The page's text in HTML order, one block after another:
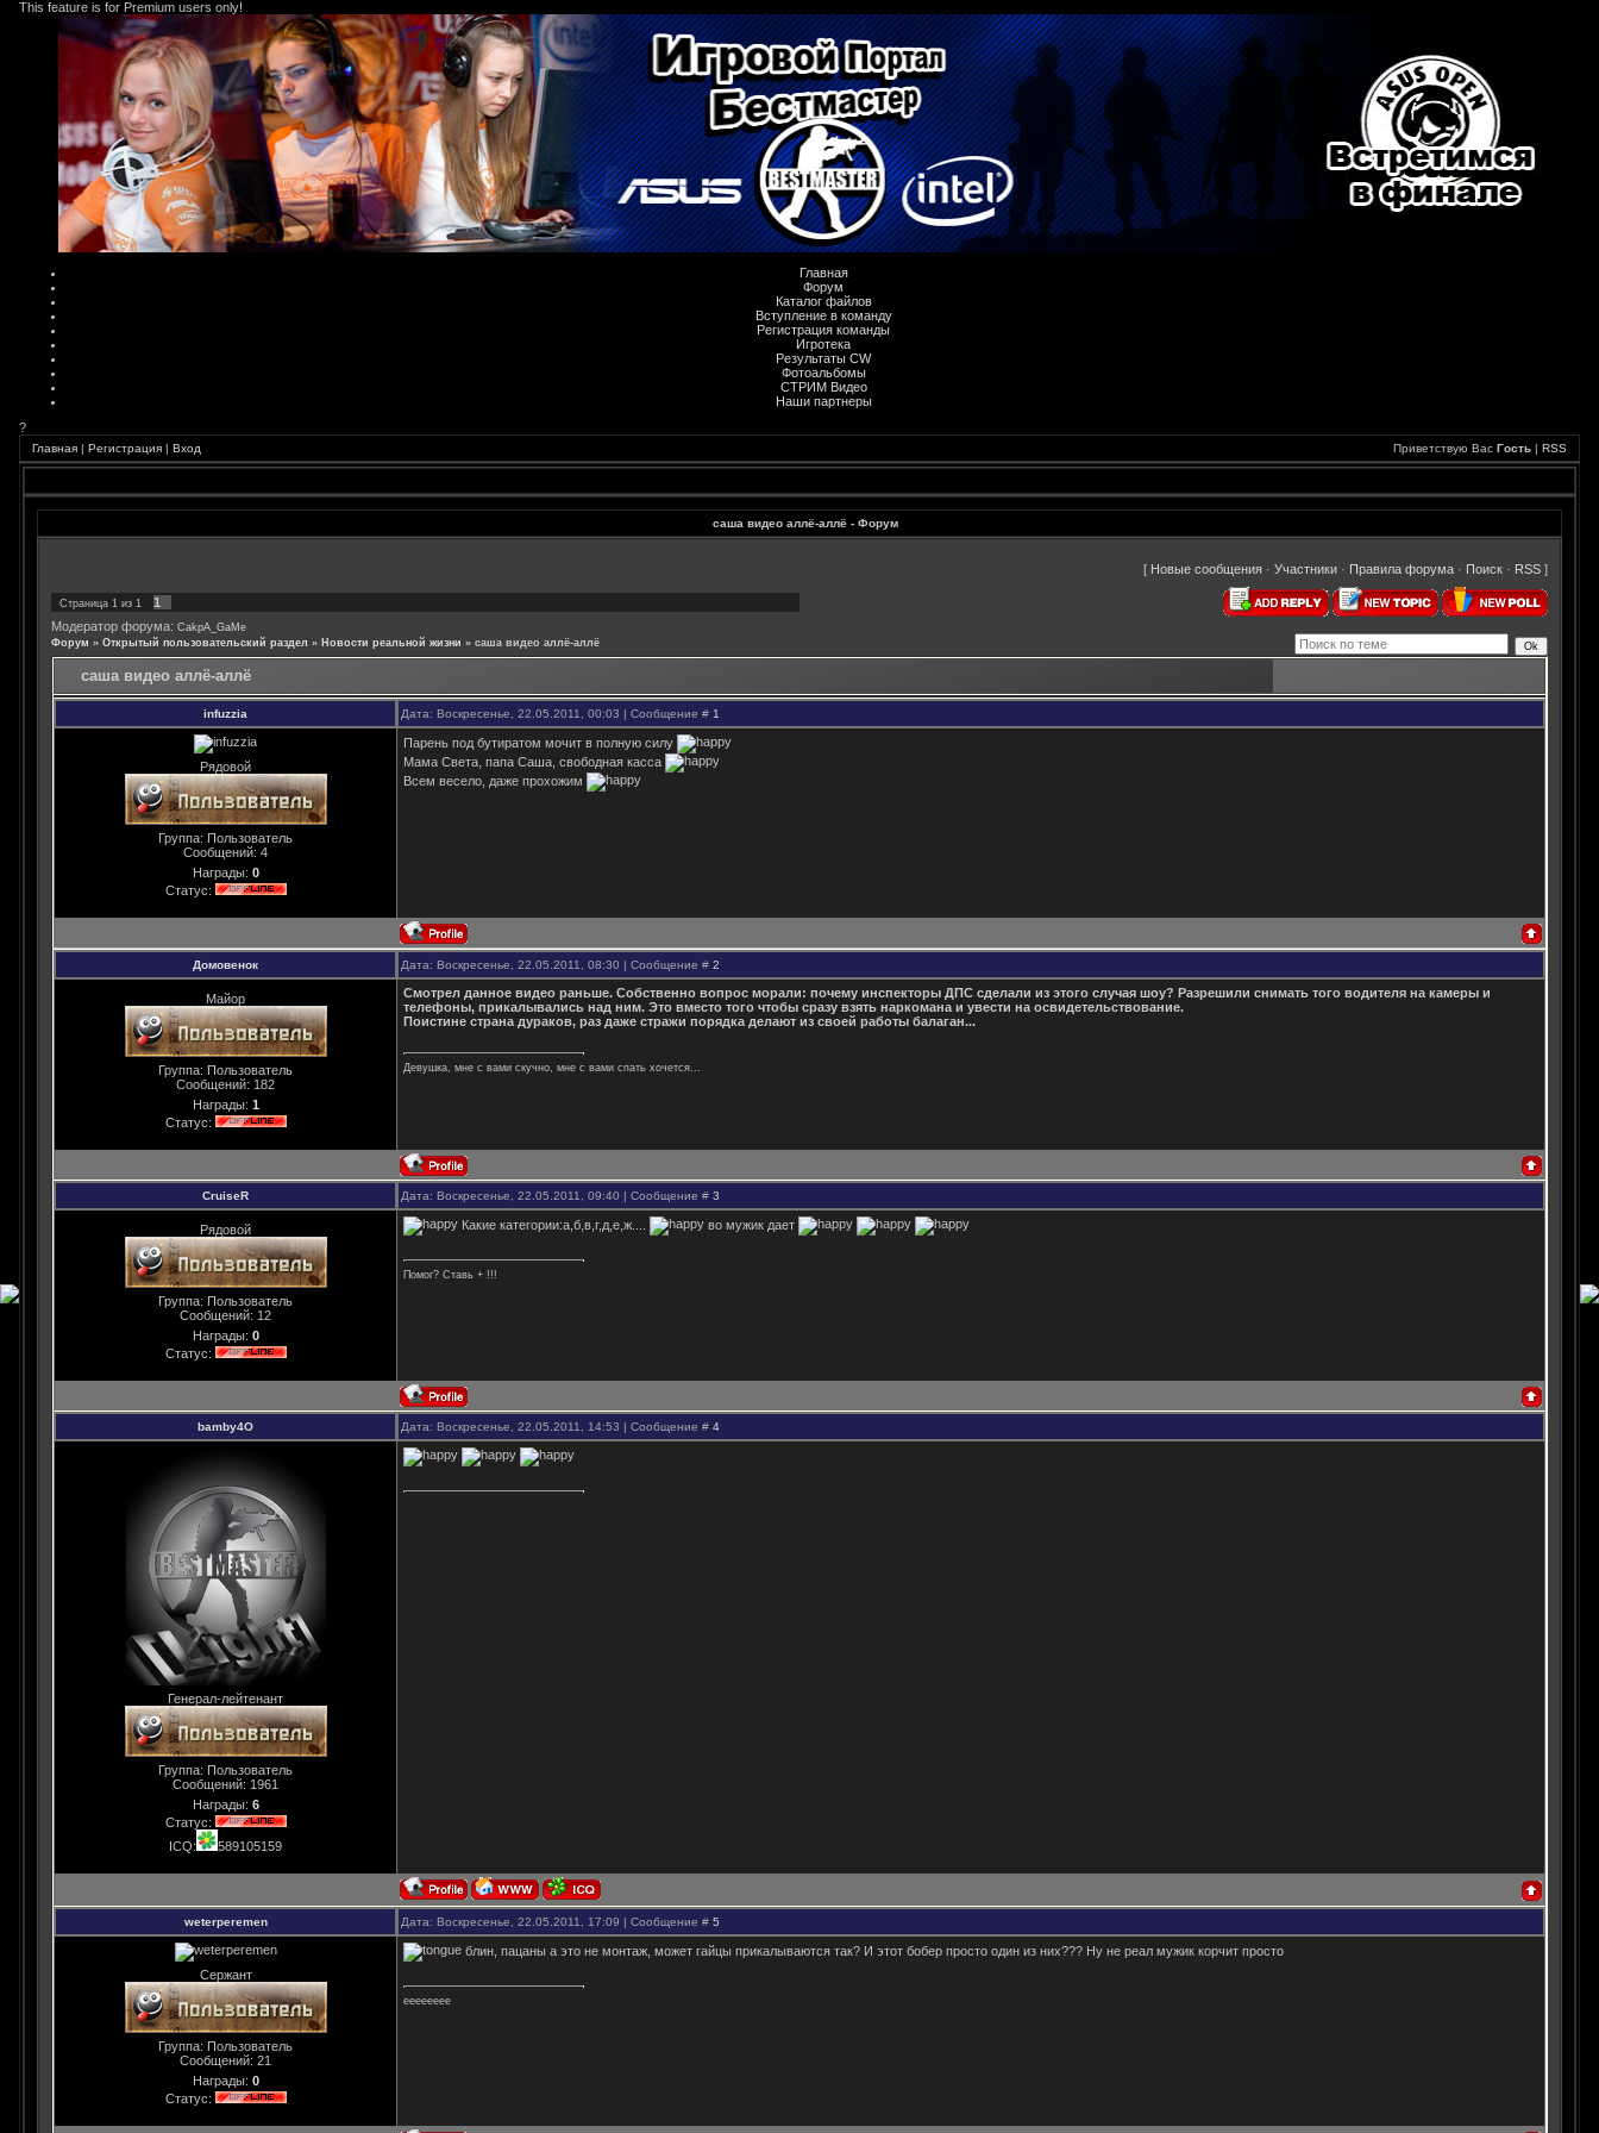
This feature is for Premium users only!
Главная
Форум
Каталог файлов
Вступление в команду
Регистрация команды
Игротека
Результаты CW
Фотоальбомы
СТРИМ Видео
Наши партнеры
?
Главная | Регистрация | Вход Приветствую Вас Гость | RSS
саша видео аллё-аллё - Форум
[ Новые сообщения · Участники · Правила форума · Поиск · RSS ]
Страница 1 из 1
1
Модератор форума: CakpA_GaMe
Форум » Открытый пользовательский раздел » Новости реальной жизни » саша видео аллё-аллё
саша видео аллё-аллё
infuzzia Дата: Воскресенье, 22.05.2011, 00:03 | Сообщение # 1
Рядовой
Группа: Пользователь
Сообщений: 4
Награды: 0
Статус:
Парень под бутиратом мочит в полную силу
Мама Света, папа Саша, свободная касса
Всем весело, даже прохожим
Домовенок Дата: Воскресенье, 22.05.2011, 08:30 | Сообщение # 2
Майор
Группа: Пользователь
Сообщений: 182
Награды: 1
Статус:
Смотрел данное видео раньше. Собственно вопрос морали: почему инспекторы ДПС сделали из этого случая шоу? Разрешили снимать того водителя на камеры и
телефоны, прикалывались над ним. Это вместо того чтобы сразу взять наркомана и увести на освидетельствование.
Поистине страна дураков, раз даже стражи порядка делают из своей работы балаган...
Девушка, мне с вами скучно, мне с вами спать хочется...
CruiseR Дата: Воскресенье, 22.05.2011, 09:40 | Сообщение # 3
Рядовой
Группа: Пользователь
Сообщений: 12
Награды: 0
Статус:
Какие категории:а,б,в,г,д,е,ж.... во мужик дает
Помог? Ставь + !!!
bamby4O Дата: Воскресенье, 22.05.2011, 14:53 | Сообщение # 4
Генерал-лейтенант
Группа: Пользователь
Сообщений: 1961
Награды: 6
Статус:
ICQ:
589105159
weterperemen Дата: Воскресенье, 22.05.2011, 17:09 | Сообщение # 5
Сержант
Группа: Пользователь
Сообщений: 21
Награды: 0
Статус:
блин, пацаны а это не монтаж, может гайцы прикалываются так? И этот бобер просто один из них??? Ну не реал мужик корчит просто
eeeeeeee